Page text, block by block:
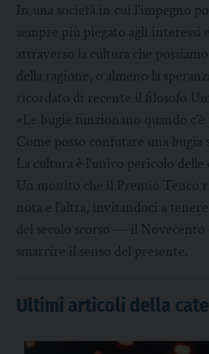
In una società in cui l’impegno
sempre più piegato agli interessi
attraverso la cultura che
della ragione, o almeno la
ricordato di recente il filosofo
«Le bugie funzionano quando c’è
Come posso confutare una bugia
La cultura è l’unico pericolo delle
Un monito che il Premio Tenco
nota e l’altra, invitandoci a
del secolo scorso — il
smarrire il senso del presente.
Ultimi articoli della